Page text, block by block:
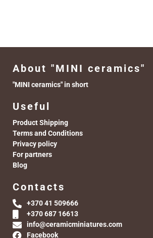
About "MINI ceramics"
"MINI ceramics" in short
Useful
Product Shipping
Terms and Conditions
Privacy policy
For partners
Blog
Contacts
+370 41 509666
+370 687 16613
info@ceramicminiatures.com
Facebook